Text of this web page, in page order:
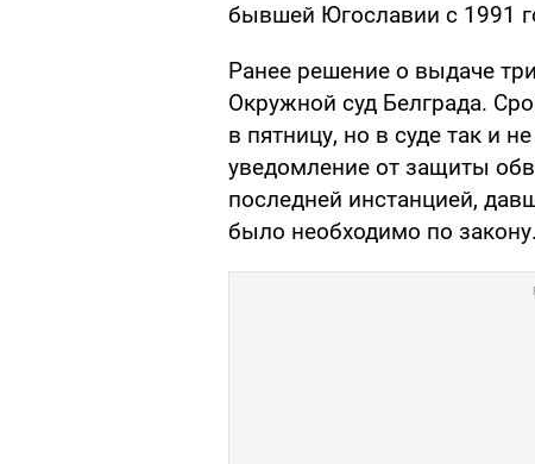
бывшей Югославии с 1991
Ранее решение о выдаче
Окружной суд Белграда.
в пятницу, но в суде так и
уведомление от защиты
последней инстанцией,
было необходимо по закону.